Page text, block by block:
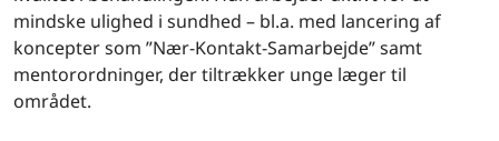
mindske ulighed i sundhed – bl.a. med lancering af
koncepter som ”Nær-Kontakt-Samarbejde” samt
mentorordninger, der tiltrækker unge læger til
området.